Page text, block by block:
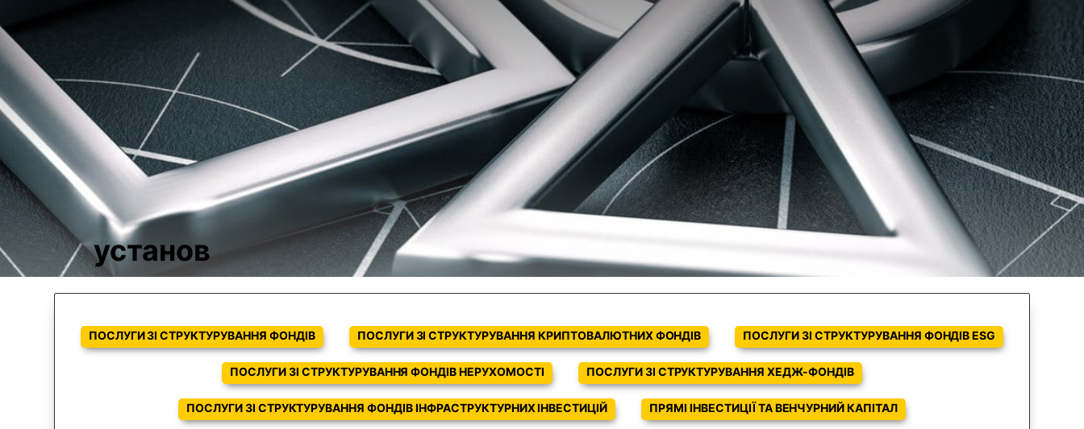
установ
ПОСЛУГИ ЗІ СТРУКТУРУВАННЯ ФОНДІВ ПОСЛУГИ ЗІ СТРУКТУРУВАННЯ КРИПТОВАЛЮТНИХ ФОНДІВ ПОСЛУГИ ЗІ СТРУКТУРУВАННЯ ФОНДІВ ESG
ПОСЛУГИ ЗІ СТРУКТУРУВАННЯ ФОНДІВ НЕРУХОМОСТІ ПОСЛУГИ ЗІ СТРУКТУРУВАННЯ ХЕДЖ-ФОНДІВ
ПОСЛУГИ ЗІ СТРУКТУРУВАННЯ ФОНДІВ ІНФРАСТРУКТУРНИХ ІНВЕСТИЦІЙ ПРЯМІ ІНВЕСТИЦІЇ ТА ВЕНЧУРНИЙ КАПІТАЛ